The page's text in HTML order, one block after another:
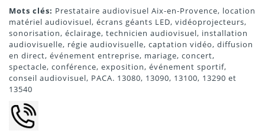
Mots clés: Prestataire audiovisuel Aix-en-Provence, location
matériel audiovisuel, écrans géants LED, vidéoprojecteurs,
sonorisation, éclairage, technicien audiovisuel, installation
audiovisuelle, régie audiovisuelle, captation vidéo, diffusion
en direct, événement entreprise, mariage, concert,
spectacle, conférence, exposition, événement sportif,
conseil audiovisuel, PACA. 13080, 13090, 13100, 13290 et
13540